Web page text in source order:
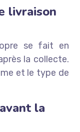
livraison
se fait en
la collecte.
et le type de
la